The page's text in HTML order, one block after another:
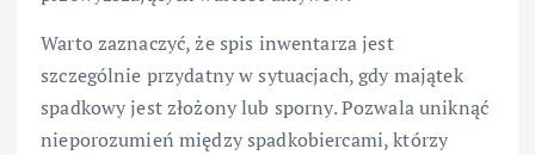
Warto zaznaczyć, że spis inwentarza jest
szczególnie przydatny w sytuacjach, gdy majątek
spadkowy jest złożony lub sporny. Pozwala uniknąć
nieporozumień między spadkobiercami, którzy